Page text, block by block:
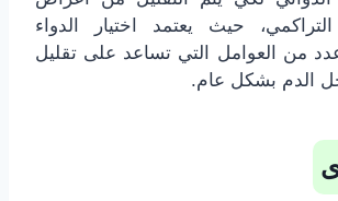
حيث يعتمد اختيار الدواء
من العوامل التي تساعد على تقليل
الدم بشكل عام.